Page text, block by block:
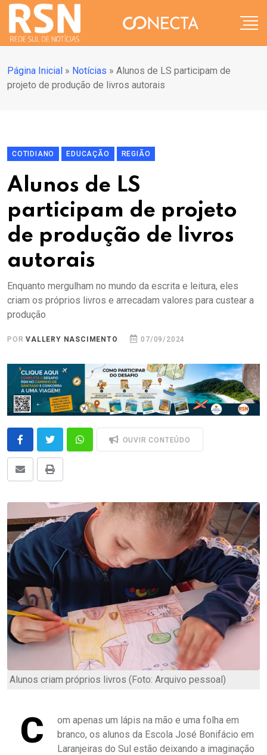
Página Inicial » Notícias » Alunos de LS participam de
projeto de produção de livros autorais
COTIDIANO EDUCAÇÃO REGIÃO
Alunos de LS
participam de projeto
de produção de livros
autorais
Enquanto mergulham no mundo da escrita e leitura, eles
criam os próprios livros e arrecadam valores para custear a
produção
PORVALLERY NASCIMENTO 07/09/2024
OUVIR CONTEÚDO
Alunos criam próprios livros (Foto: Arquivo pessoal)
C
om apenas um lápis na mão e uma folha em
branco, os alunos da Escola José Bonifácio em
Laranjeiras do Sul estão deixando a imaginação